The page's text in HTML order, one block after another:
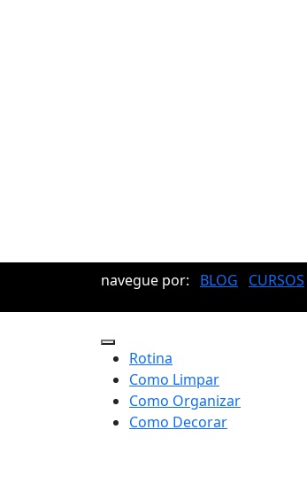
navegue por: BLOG CURSOS
Rotina
Como Limpar
Como Organizar
Como Decorar